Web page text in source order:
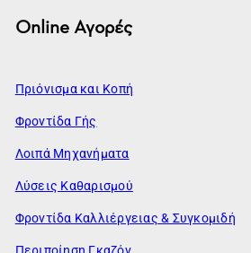
Online Αγορές
Πριόνισμα και Κοπή
Φροντίδα Γής
Λοιπά Μηχανήματα
Λύσεις Καθαρισμού
Φροντίδα Καλλιέργειας & Συγκομιδή
Περιποίηση Γκαζόν